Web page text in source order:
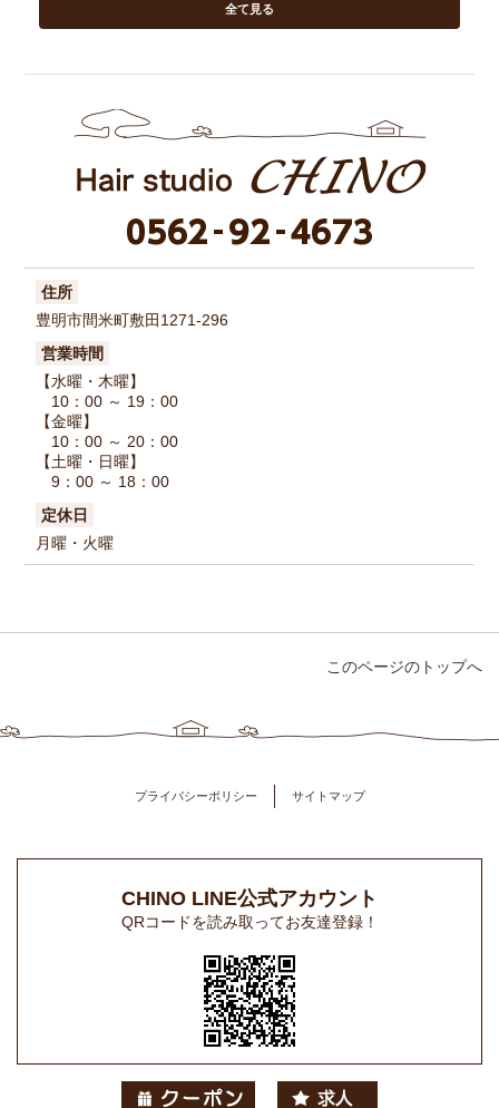
全て見る
住所
豊明市間米町敷田1271-296
営業時間
【水曜・木曜】
10：00 ～ 19：00
【金曜】
10：00 ～ 20：00
【土曜・日曜】
9：00 ～ 18：00
定休日
月曜・火曜
このページのトップへ
プライバシーポリシー サイトマップ
CHINO LINE公式アカウント
QRコードを読み取ってお友達登録！